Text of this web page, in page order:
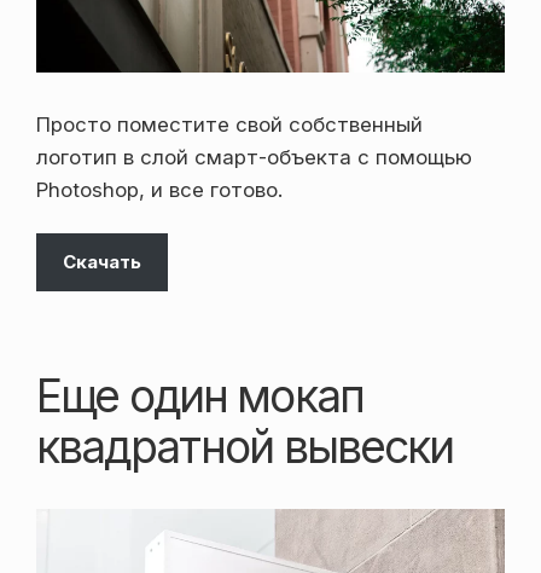
Просто поместите свой собственный
логотип в слой смарт-объекта с помощью
Photoshop, и все готово.
Скачать
Еще один мокап
квадратной вывески